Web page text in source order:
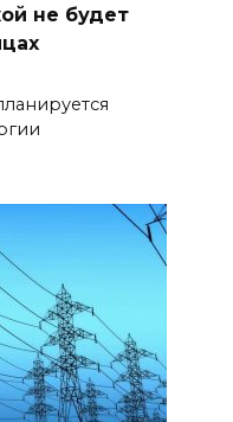
не будет